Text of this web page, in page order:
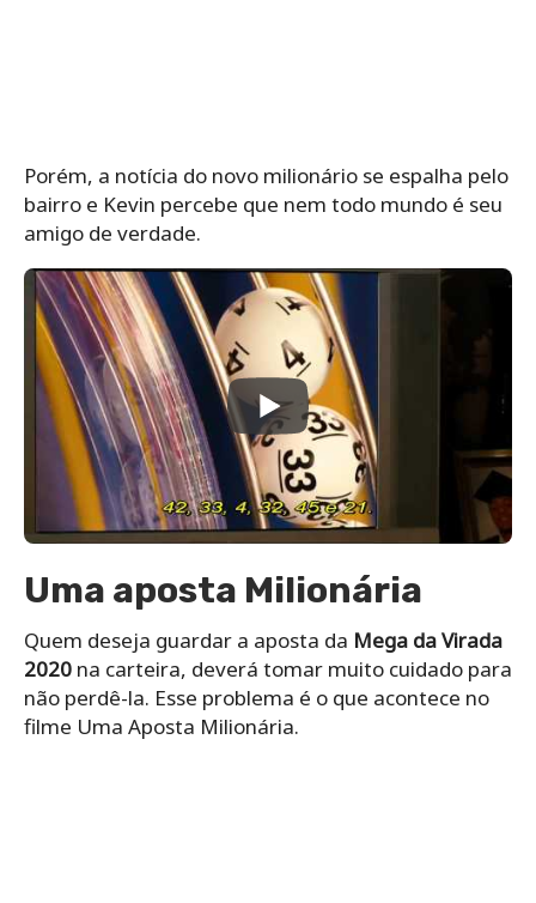
Porém, a notícia do novo milionário se espalha pelo
bairro e Kevin percebe que nem todo mundo é seu
amigo de verdade.
Uma aposta Milionária
Quem deseja guardar a aposta da Mega da Virada
2020 na carteira, deverá tomar muito cuidado para
não perdê-la. Esse problema é o que acontece no
filme Uma Aposta Milionária.